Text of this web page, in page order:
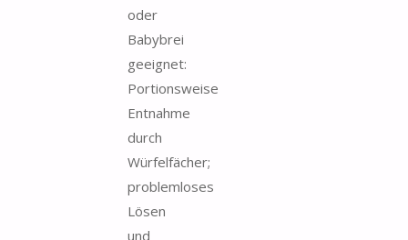
oder
Babybrei
geeignet:
Portionsweise
Entnahme
durch
Würfelfächer;
problemloses
Lösen
und